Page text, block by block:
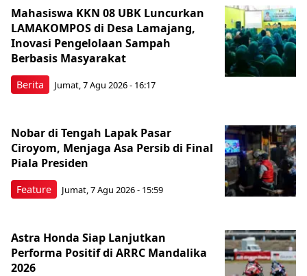
Berita
Mahasiswa KKN 08 UBK Luncurkan
LAMAKOMPOS di Desa Lamajang,
Inovasi Pengelolaan Sampah
Berbasis Masyarakat
Jumat, 7 Agu 2026 - 16:17
Feature
Nobar di Tengah Lapak Pasar
Ciroyom, Menjaga Asa Persib di Final
Piala Presiden
Jumat, 7 Agu 2026 - 15:59
Astra Honda Siap Lanjutkan
Performa Positif di ARRC Mandalika
2026